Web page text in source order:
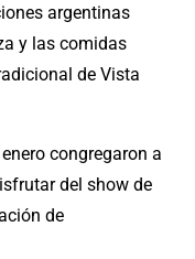
argentinas
y las comidas
de Vista
congregaron a
del show de
de